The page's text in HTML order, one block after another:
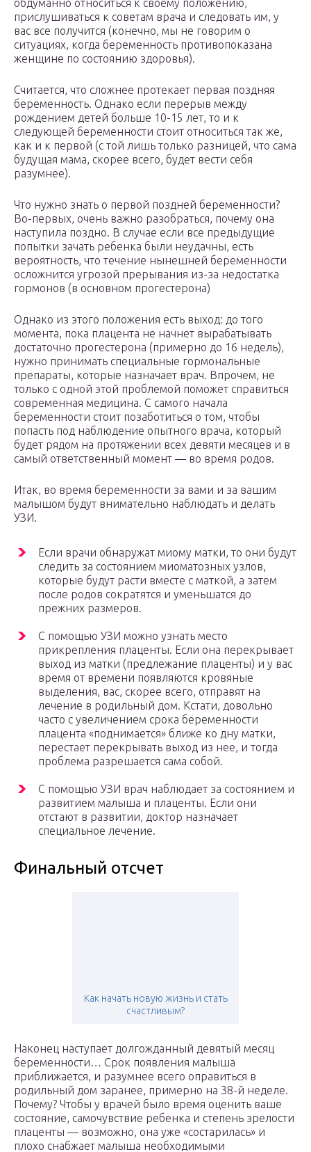
обдуманно относиться к своему положению,
прислушиваться к советам врача и следовать им, у
вас все получится (конечно, мы не говорим о
ситуациях, когда беременность противопоказана
женщине по состоянию здоровья).
Считается, что сложнее протекает первая поздняя
беременность. Однако если перерыв между
рождением детей больше 10-15 лет, то и к
следующей беременности стоит относиться так же,
как и к первой (с той лишь только разницей, что сама
будущая мама, скорее всего, будет вести себя
разумнее).
Что нужно знать о первой поздней беременности?
Во-первых, очень важно разобраться, почему она
наступила поздно. В случае если все предыдущие
попытки зачать ребенка были неудачны, есть
вероятность, что течение нынешней беременности
осложнится угрозой прерывания из-за недостатка
гормонов (в основном прогестерона)
Однако из этого положения есть выход: до того
момента, пока плацента не начнет вырабатывать
достаточно прогестерона (примерно до 16 недель),
нужно принимать специальные гормональные
препараты, которые назначает врач. Впрочем, не
только с одной этой проблемой поможет справиться
современная медицина. С самого начала
беременности стоит позаботиться о том, чтобы
попасть под наблюдение опытного врача, который
будет рядом на протяжении всех девяти месяцев и в
самый ответственный момент — во время родов.
Итак, во время беременности за вами и за вашим
малышом будут внимательно наблюдать и делать
УЗИ.
Если врачи обнаружат миому матки, то они будут
следить за состоянием миоматозных узлов,
которые будут расти вместе с маткой, а затем
после родов сократятся и уменьшатся до
прежних размеров.
С помощью УЗИ можно узнать место
прикрепления плаценты. Если она перекрывает
выход из матки (предлежание плаценты) и у вас
время от времени появляются кровяные
выделения, вас, скорее всего, отправят на
лечение в родильный дом. Кстати, довольно
часто с увеличением срока беременности
плацента «поднимается» ближе ко дну матки,
перестает перекрывать выход из нее, и тогда
проблема разрешается сама собой.
С помощью УЗИ врач наблюдает за состоянием и
развитием малыша и плаценты. Если они
отстают в развитии, доктор назначает
специальное лечение.
Финальный отсчет
Как начать новую жизнь и стать
счастливым?
Наконец наступает долгожданный девятый месяц
беременности… Срок появления малыша
приближается, и разумнее всего оправиться в
родильный дом заранее, примерно на 38-й неделе.
Почему? Чтобы у врачей было время оценить ваше
состояние, самочувствие ребенка и степень зрелости
плаценты — возможно, она уже «состарилась» и
плохо снабжает малыша необходимыми